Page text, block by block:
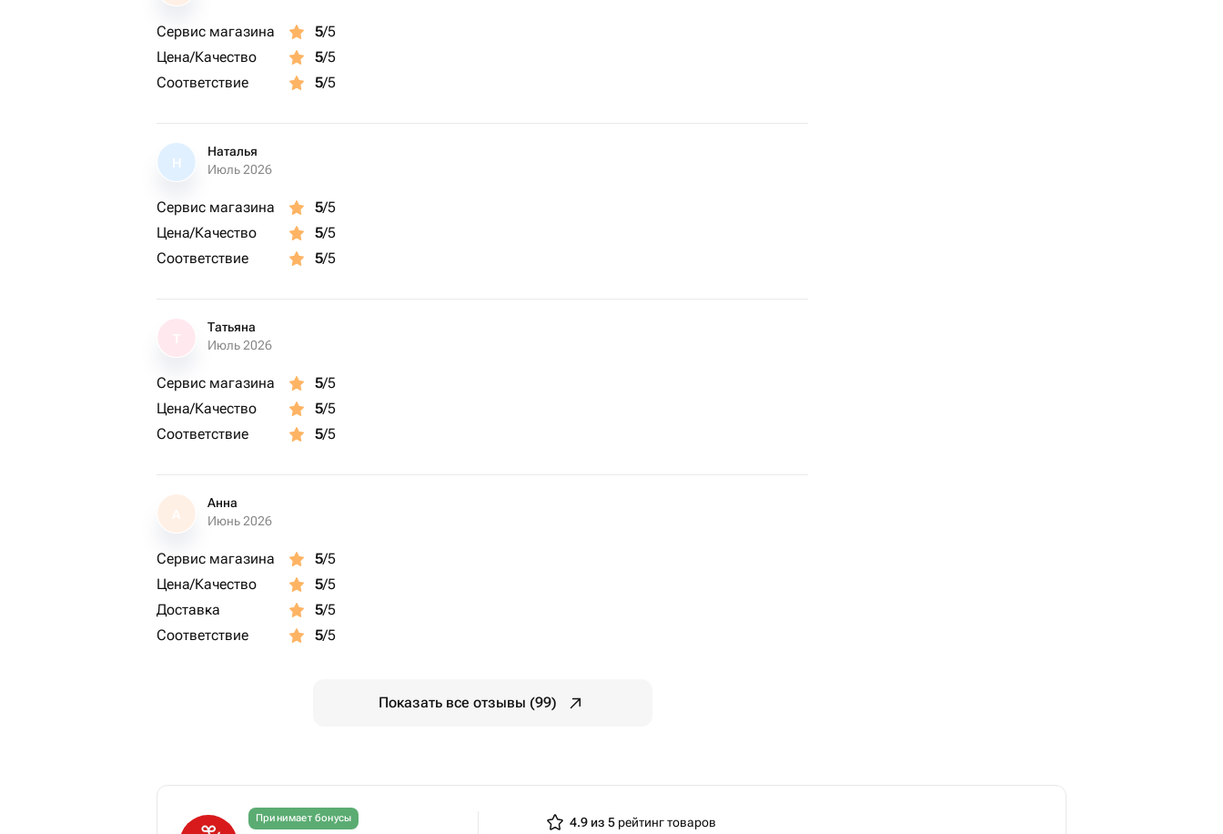
Размещение в пассажирском "кресле" параплана
Свободный полет в «тандеме» с инструктором
Полёты на параплане проводятся в летний сезон в выходные дни, если
(ツ)_/¯ Важно:
Продолжительность полёта – около 5-7 минут
Возраст участников – с 14 лет, при наличии письменного разрешения от
родителей, с 18 лет – самостоятельно
Возможен перенос в зависимости от погодных условий
Для посещения мероприятия есть ограничения по здоровью, перед
Сезон: летний сезон
ツ Где проходит:
полёт на параплане, параплан, полетать на параплане, полёт на
параплане Москва
Сервис магазина 5/5
Цена/Качество
5/5
Соответствие
5/5
Н
Наталья
Июль 2026
Сервис магазина 5/5
Цена/Качество
5/5
Соответствие
5/5
Татьяна
Июль 2026
Сервис магазина 5/5
Цена/Качество
5/5
Соответствие
5/5
А
Анна
Июнь 2026
Сервис магазина 5/5
Цена/Качество
5/5
Доставка
5/5
Соответствие
5/5
Показать все отзывы (99)
Принимает бонусы 4.9 из 5 рейтинг товаров